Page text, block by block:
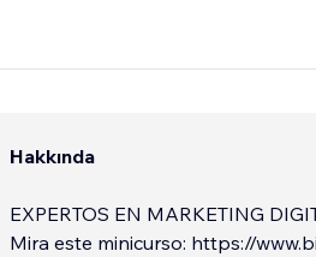
Hakkında
EXPERTOS EN MARKETING
Mira este minicurso: https://